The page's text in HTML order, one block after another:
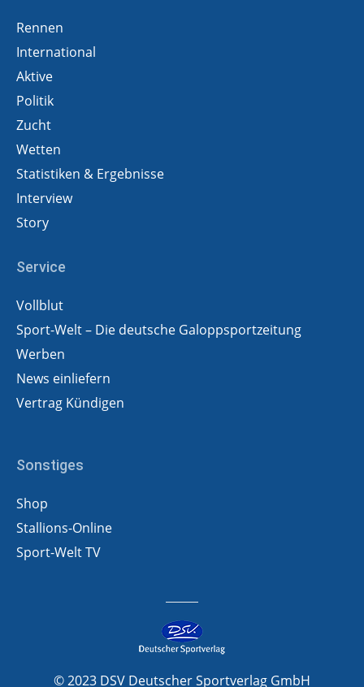
Rennen
International
Aktive
Politik
Zucht
Wetten
Statistiken & Ergebnisse
Interview
Story
Service
Vollblut
Sport-Welt – Die deutsche Galoppsportzeitung
Werben
News einliefern
Vertrag Kündigen
Sonstiges
Shop
Stallions-Online
Sport-Welt TV
© 2023 DSV Deutscher Sportverlag GmbH